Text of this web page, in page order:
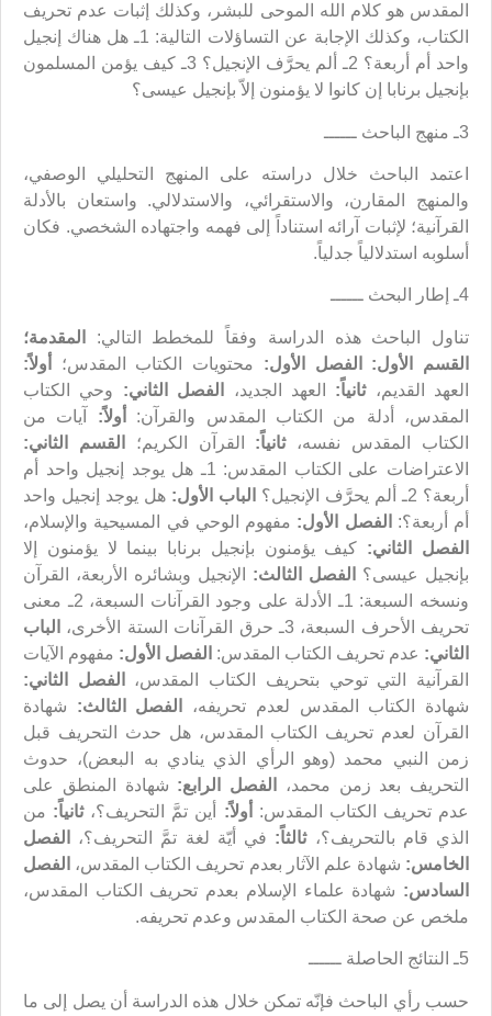
المقدس هو كلام الله الموحى للبشر، وكذلك إثبات عدم تحريف
الكتاب، وكذلك الإجابة عن التساؤلات التالية: 1ـ هل هناك إنجيل
واحد أم أربعة؟ 2ـ ألم يحرَّف الإنجيل؟ 3ـ كيف يؤمن المسلمون
بإنجيل برنابا إن كانوا لا يؤمنون إلاّ بإنجيل عيسى؟
3ـ منهج الباحث ــــــ
اعتمد الباحث خلال دراسته على المنهج التحليلي الوصفي،
والمنهج المقارن، والاستقرائي، والاستدلالي. واستعان بالأدلة
القرآنية؛ لإثبات آرائه استناداً إلى فهمه واجتهاده الشخصي. فكان
أسلوبه استدلالياً جدلياً.
4ـ إطار البحث ــــــ
تناول الباحث هذه الدراسة وفقاً للمخطط التالي:
المقدمة؛
القسم الأول:
الفصل الأول: محتويات الكتاب المقدس؛
أولاً:
العهد القديم،ثانياً: العهد الجديد، الفصل الثاني: وحي الكتاب
المقدس، أدلة من الكتاب المقدس والقرآن:
أولاً:
آيات من
الكتاب المقدس نفسه،ثانياً: القرآن الكريم؛
القسم الثاني:
الاعتراضات على الكتاب المقدس: 1ـ هل يوجد إنجيل واحد أم
أربعة؟ 2ـ ألم يحرَّف الإنجيل؟
الباب الأول: هل يوجد إنجيل واحد
أم أربعة؟:
الفصل الأول: مفهوم الوحي في المسيحية والإسلام،
الفصل الثاني: كيف يؤمنون بإنجيل برنابا بينما لا يؤمنون إلا
بإنجيل عيسى؟
الفصل الثالث:
الإنجيل وبشائره الأربعة، القرآن
ونسخه السبعة: 1ـ الأدلة على وجود القرآنات السبعة، 2ـ معنى
تحريف الأحرف السبعة، 3ـ حرق القرآنات الستة الأخرى،
الباب
الثاني: عدم تحريف الكتاب المقدس: الفصل الأول: مفهوم الآيات
القرآنية التي توحي بتحريف الكتاب المقدس،
الفصل الثاني:
شهادة الكتاب المقدس لعدم تحريفه،
الفصل الثالث: شهادة
القرآن لعدم تحريف الكتاب المقدس، هل حدث التحريف قبل
زمن النبي محمد (وهو الرأي الذي ينادي به البعض)، حدوث
التحريف بعد زمن محمد،
الفصل الرابع: شهادة المنطق على
عدم تحريف الكتاب المقدس:
أولاً: أين تمَّ التحريف؟،ثانياً: من
الذي قام بالتحريف؟،ثالثاً: في أيّة لغة تمَّ التحريف؟،
الفصل
الخامس: شهادة علم الآثار بعدم تحريف الكتاب المقدس،
الفصل
السادس: شهادة علماء الإسلام بعدم تحريف الكتاب المقدس،
ملخص عن صحة الكتاب المقدس وعدم تحريفه.
5ـ النتائج الحاصلة ــــــ
حسب رأي الباحث فإنّه تمكن خلال هذه الدراسة أن يصل إلى ما